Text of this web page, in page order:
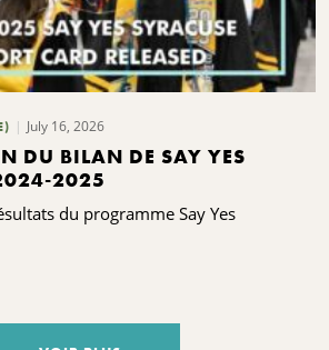
July 16, 2026
DU BILAN DE SAY YES
2025
du programme Say Yes